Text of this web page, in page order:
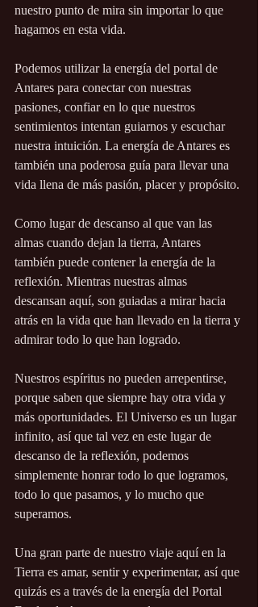
nuestro punto de mira sin importar lo que
hagamos en esta vida.
Podemos utilizar la energía del portal de
Antares para conectar con nuestras
pasiones, confiar en lo que nuestros
sentimientos intentan guiarnos y escuchar
nuestra intuición. La energía de Antares es
también una poderosa guía para llevar una
vida llena de más pasión, placer y propósito.
Como lugar de descanso al que van las
almas cuando dejan la tierra, Antares
también puede contener la energía de la
reflexión. Mientras nuestras almas
descansan aquí, son guiadas a mirar hacia
atrás en la vida que han llevado en la tierra y
admirar todo lo que han logrado.
Nuestros espíritus no pueden arrepentirse,
porque saben que siempre hay otra vida y
más oportunidades. El Universo es un lugar
infinito, así que tal vez en este lugar de
descanso de la reflexión, podemos
simplemente honrar todo lo que logramos,
todo lo que pasamos, y lo mucho que
superamos.
Una gran parte de nuestro viaje aquí en la
Tierra es amar, sentir y experimentar, así que
quizás es a través de la energía del Portal